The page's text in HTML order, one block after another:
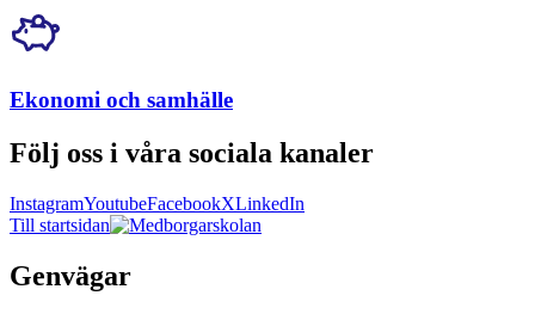
Ekonomi och samhälle
Följ oss i våra sociala kanaler
InstagramYoutubeFacebookXLinkedIn
Till startsidan
Genvägar